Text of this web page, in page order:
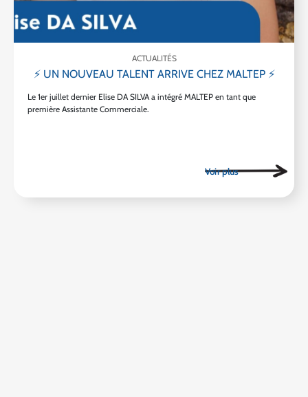
ACTUALITÉS
⚡ UN NOUVEAU TALENT ARRIVE CHEZ MALTEP ⚡
Le 1er juillet dernier Elise DA SILVA a intégré MALTEP en tant que
première Assistante Commerciale.